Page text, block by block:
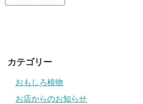
カテゴリー
おもしろ植物
お店からのお知らせ